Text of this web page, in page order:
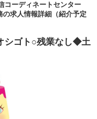
ーディネートセンター
の求人情報詳細（紹介予定
シゴト○残業なし◆土